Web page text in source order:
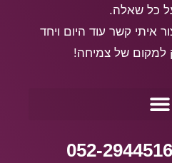
כל שאלה.
איתי קשר עוד היום ויחד
למקום של צמיחה!